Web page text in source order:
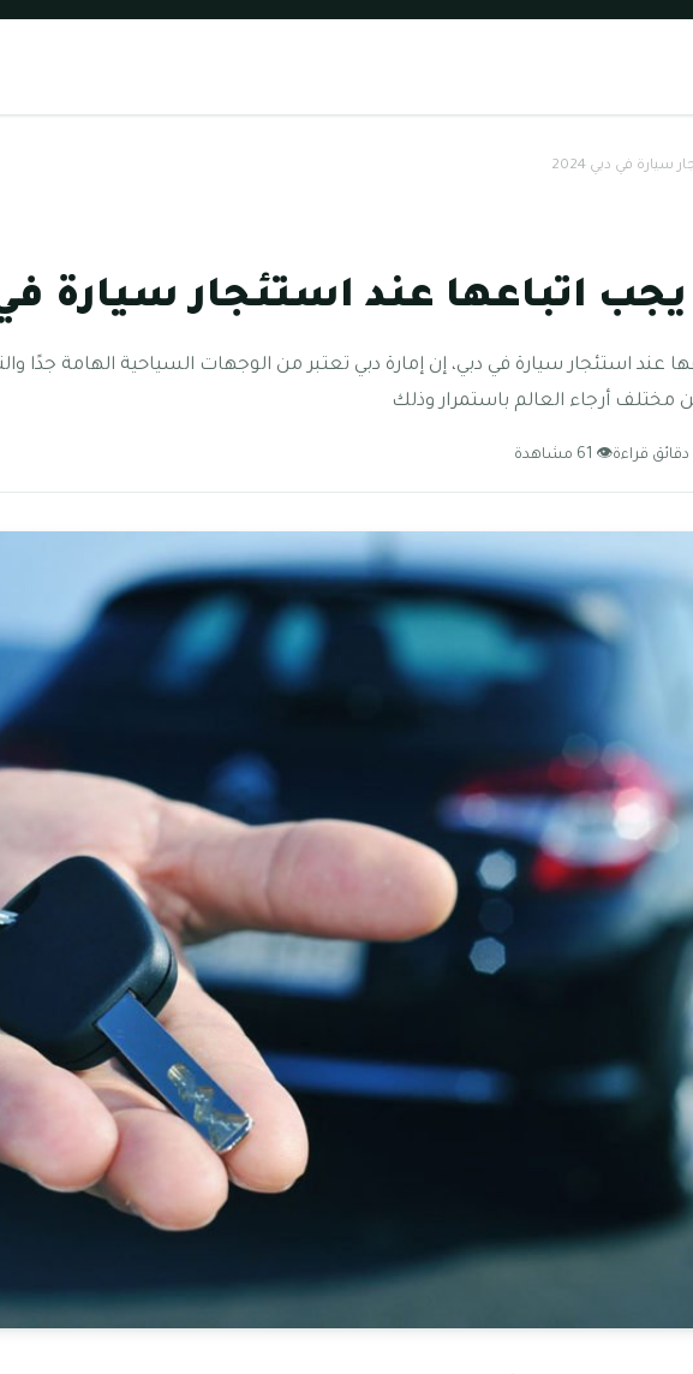
في دبي 2024
اتباعها عند استئجار سيارة في
عند استئجار سيارة في دبي، إن إمارة دبي تعتبر من الوجهات السياحية الهامة جدًا
مختلف أرجاء العالم باستمرار وذلك
👁 61 مشاهدة